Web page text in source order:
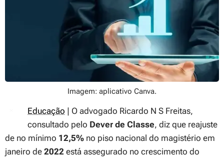
Imagem: aplicativo Canva.
Educação | O advogado Ricardo N S Freitas,
consultado pelo Dever de Classe, diz que reajuste
de no mínimo 12,5% no piso nacional do magistério em
janeiro de 2022 está assegurado no crescimento do